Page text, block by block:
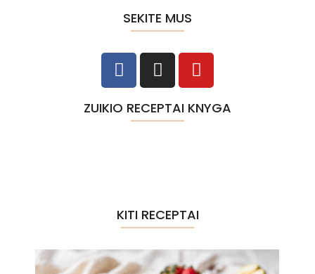
SEKITE MUS
ZUIKIO RECEPTAI KNYGA
KITI RECEPTAI